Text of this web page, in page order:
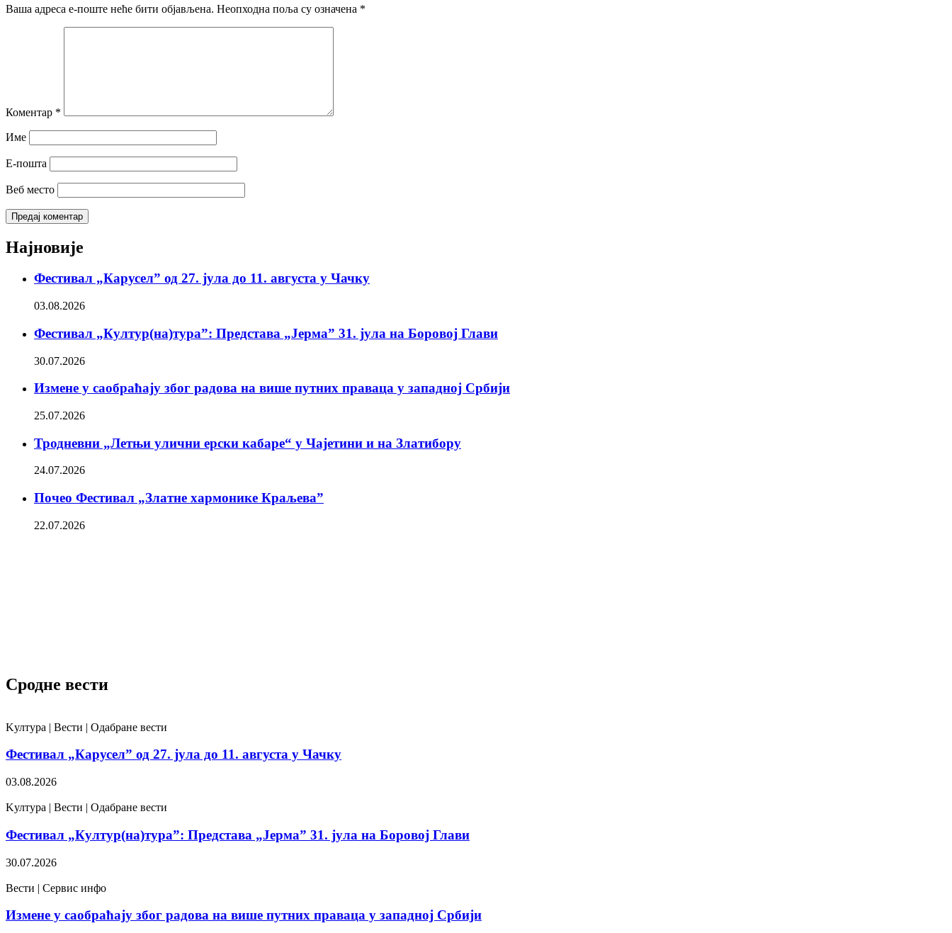
Ваша адреса е-поште неће бити објављена. Неопходна поља су означена *
Коментар *
Име
Е-пошта
Веб место
Најновије
Фестивал „Карусел” од 27. јула до 11. августа у Чачку
03.08.2026
Фестивал „Култур(на)тура”: Представа „Јерма” 31. јула на Боровој Глави
30.07.2026
Измене у саобраћају због радова на више путних праваца у западној Србији
25.07.2026
Тродневни „Летњи улични ерски кабаре“ у Чајетини и на Златибору
24.07.2026
Почео Фестивал „Златне хармонике Краљева”
22.07.2026
Сродне вести
Kултура | Вести | Одабране вести
Фестивал „Карусел” од 27. јула до 11. августа у Чачку
03.08.2026
Kултура | Вести | Одабране вести
Фестивал „Култур(на)тура”: Представа „Јерма” 31. јула на Боровој Глави
30.07.2026
Вести | Сервис инфо
Измене у саобраћају због радова на више путних праваца у западној Србији